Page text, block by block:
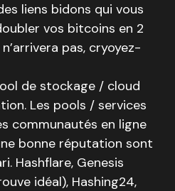
liens bidons qui vous
vos bitcoins en 2
pas, cryoyez-
de stockage / cloud
Les pools / services
communautés en ligne
bonne réputation sont
Hashflare, Genesis
idéal), Hashing24,